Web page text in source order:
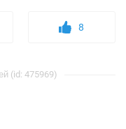
8
(id: 475969)